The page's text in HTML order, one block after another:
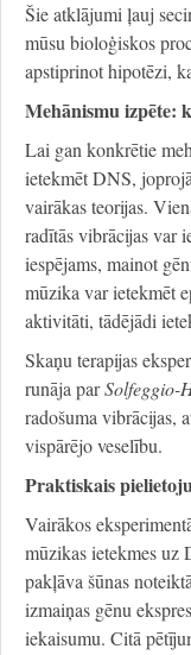
Šie atklājumi ļauj
mūsu bioloģiskos
apstiprinot hipotēzi,
Mehānismu izpēte:
Lai gan konkrētie
ietekmēt DNS,
vairākas teorijas.
radītās vibrācijas var
iespējams, mainot
mūzika var ietekmēt
aktivitāti, tādējādi
Skaņu terapijas
runāja parSolfeggio-
radošuma vibrācijas,
vispārējo veselību.
Praktiskais
Vairākos
mūzikas ietekmes uz
pakļāva šūnas
izmaiņas gēnu
iekaisumu. Citā